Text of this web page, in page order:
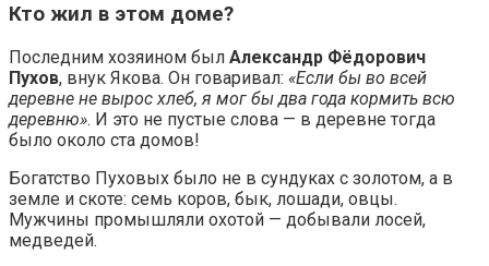
Кто жил в этом доме?
Последним хозяином был Александр Фёдорович
Пухов, внук Якова. Он говаривал: «Если бы во всей
деревне не вырос хлеб, я мог бы два года кормить всю
деревню». И это не пустые слова — в деревне тогда
было около ста домов!
Богатство Пуховых было не в сундуках с золотом, а в
земле и скоте: семь коров, бык, лошади, овцы.
Мужчины промышляли охотой — добывали лосей,
медведей.